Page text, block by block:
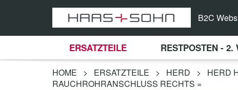
B2C
ERSATZTEILE RESTPOSTEN - 2.
HOME > ERSATZTEILE > HERD >
HERD
RAUCHROHRANSCHLUSS RECHTS =